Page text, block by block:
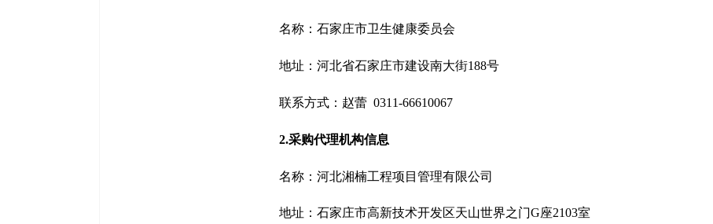
名称： 石家庄市卫生健康委员会
地址： 河北省石家庄市建设南大街188号
联系方式： 赵蕾 0311-66610067
2.采购代理机构信息
名称： 河北湘楠工程项目管理有限公司
地址： 石家庄市高新技术开发区天山世界之门G座2103室